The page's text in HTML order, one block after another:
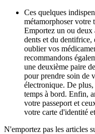
Ces quelques
métamorphoser votre
Emportez un ou deux
dents et du dentifrice,
oublier vos
recommandons
une deuxième paire
pour prendre soin de
électronique. De plus,
temps à bord. Enfin,
votre passeport et
votre carte d'identité
N'emportez pas les articles